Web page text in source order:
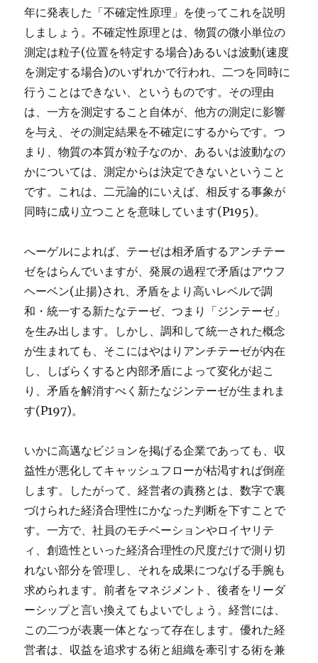
年に発表した「不確定性原理」を使ってこれを説明
しましょう。不確定性原理とは、物質の微小単位の
測定は粒子(位置を特定する場合)あるいは波動(速度
を測定する場合)のいずれかで行われ、二つを同時に
行うことはできない、というものです。その理由
は、一方を測定すること自体が、他方の測定に影響
を与え、その測定結果を不確定にするからです。つ
まり、物質の本質が粒子なのか、あるいは波動なの
かについては、測定からは決定できないということ
です。これは、二元論的にいえば、相反する事象が
同時に成り立つことを意味しています(P195)。
へーゲルによれば、テーゼは相矛盾するアンチテー
ゼをはらんでいますが、発展の過程で矛盾はアウフ
ヘーベン(止揚)され、矛盾をより高いレベルで調
和・統一する新たなテーゼ、つまり「ジンテーゼ」
を生み出します。しかし、調和して統一された概念
が生まれても、そこにはやはりアンチテーゼが内在
し、しばらくすると内部矛盾によって変化が起こ
り、矛盾を解消すべく新たなジンテーゼが生まれま
す(P197)。
いかに高邁なビジョンを掲げる企業であっても、収
益性が悪化してキャッシュフローが枯渇すれば倒産
します。したがって、経営者の責務とは、数字で裏
づけられた経済合理性にかなった判断を下すことで
す。一方で、社員のモチベーションやロイヤリテ
ィ、創造性といった経済合理性の尺度だけで測り切
れない部分を管理し、それを成果につなげる手腕も
求められます。前者をマネジメント、後者をリーダ
ーシップと言い換えてもよいでしょう。経営には、
この二つが表裏一体となって存在します。優れた経
営者は、収益を追求する術と組織を牽引する術を兼